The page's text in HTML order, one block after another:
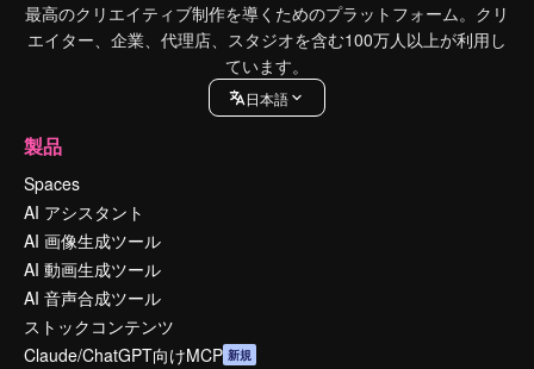
最高のクリエイティブ制作を導くためのプラットフォーム。クリ
エイター、企業、代理店、スタジオを含む100万人以上が利用し
ています。
日本語
製品
Spaces
AI アシスタント
AI 画像生成ツール
AI 動画生成ツール
AI 音声合成ツール
ストックコンテンツ
Claude/ChatGPT向けMCP 新規